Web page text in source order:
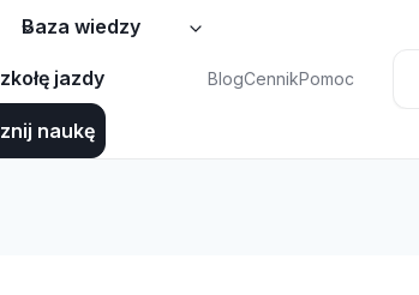
Baza wiedzy
jazdy
naukę
BlogCennikPomoc